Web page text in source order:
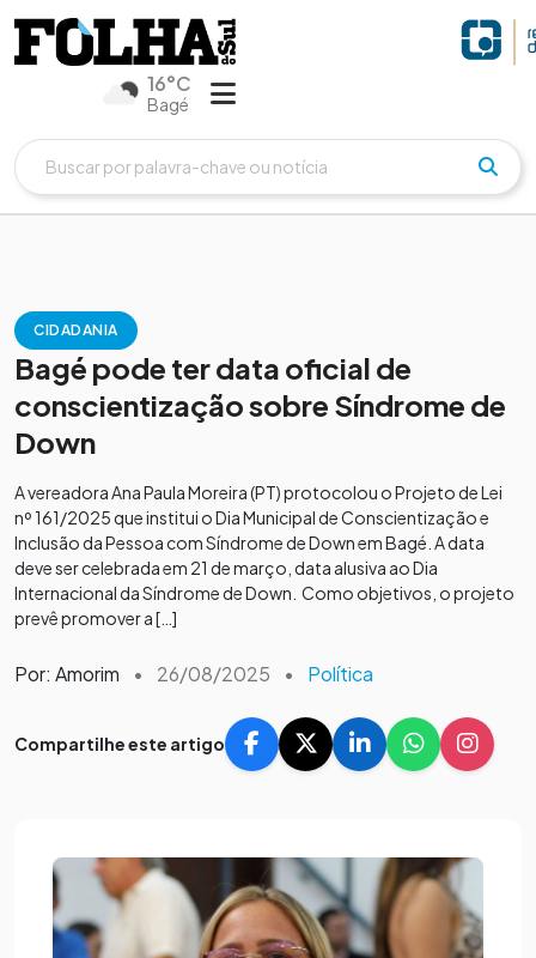
16°C
Bagé
CIDADANIA
Bagé pode ter data oficial de
conscientização sobre Síndrome de
Down
A vereadora Ana Paula Moreira (PT) protocolou o Projeto de Lei
nº 161/2025 que institui o Dia Municipal de Conscientização e
Inclusão da Pessoa com Síndrome de Down em Bagé. A data
deve ser celebrada em 21 de março, data alusiva ao Dia
Internacional da Síndrome de Down. Como objetivos, o projeto
prevê promover a […]
Por: Amorim • 26/08/2025 • Política
Compartilhe este artigo